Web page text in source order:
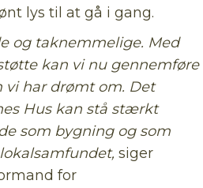
lys til at gå i gang.
og taknemmelige. Med
kan vi nu gennemføre
vi har drømt om. Det
Hus kan stå stærkt
som bygning og som
siger
for